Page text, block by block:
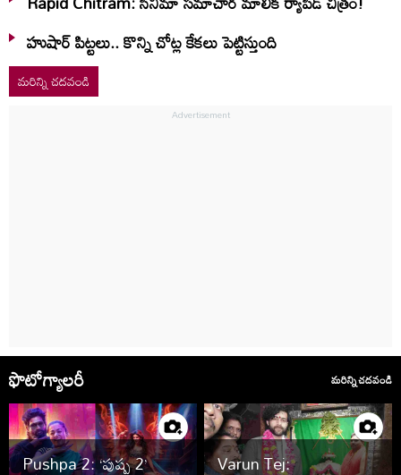
హుషార్‌ పిట్టలు.. కొన్ని చోట్ల కేకలు పెట్టిస్తుంది
మరిన్ని చదవండి
ఫొటోగ్యాలరీ మరిన్ని చదవండి
Pushpa 2: ‘పుష్ప 2’ Varun Tej: